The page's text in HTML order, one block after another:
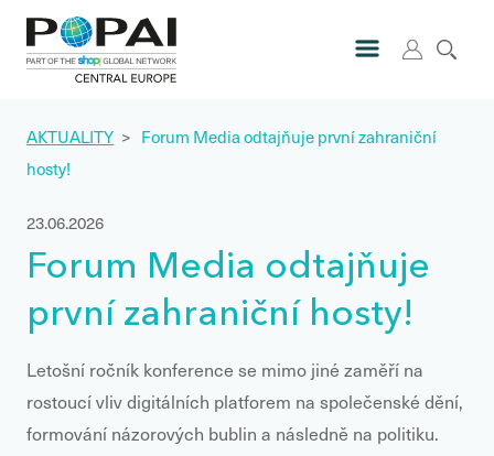
AKTUALITY > Forum Media odtajňuje první zahraniční
hosty!
23.06.2026
Forum Media odtajňuje
první zahraniční hosty!
Letošní ročník konference se mimo jiné zaměří na
rostoucí vliv digitálních platforem na společenské dění,
formování názorových bublin a následně na politiku.